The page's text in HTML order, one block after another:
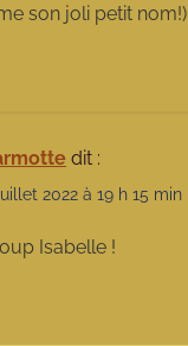
son joli petit nom!)
dit :
2022 à 19 h 15 min
Isabelle !